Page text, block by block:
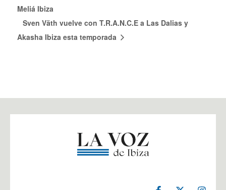
Meliá Ibiza
Sven Väth vuelve con T.R.A.N.C.E a Las Dalias y
Akasha Ibiza esta temporada
F
X
I